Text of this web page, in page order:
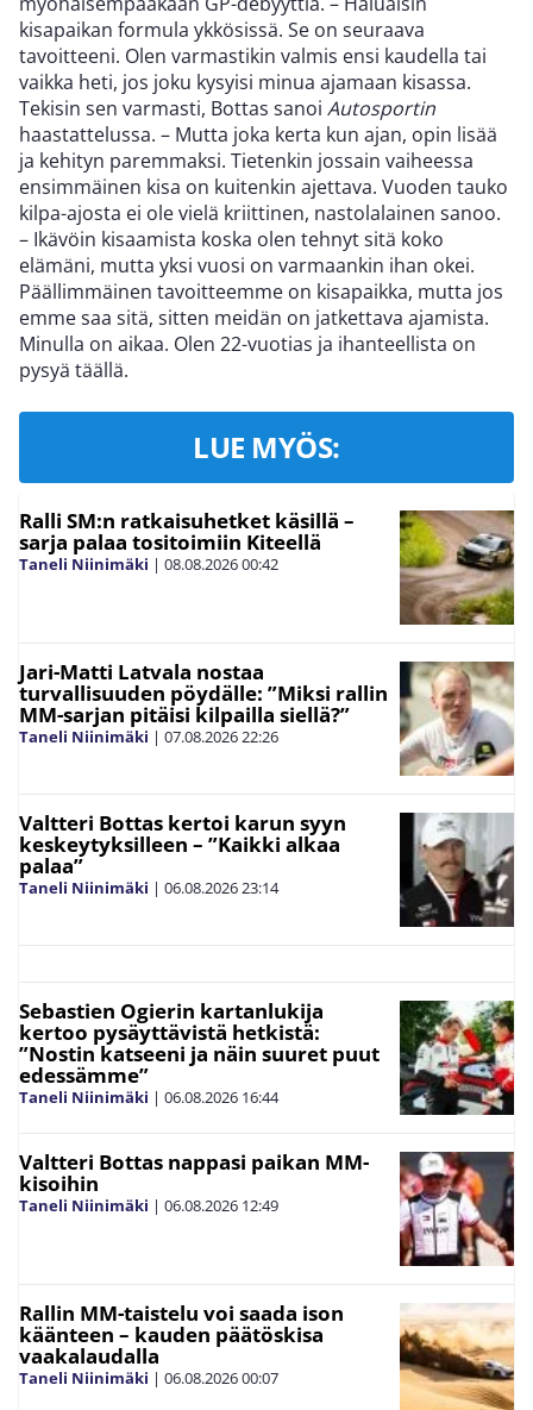
kisapaikan formula ykkösissä. Se on seuraava
tavoitteeni. Olen varmastikin valmis ensi kaudella tai
vaikka heti, jos joku kysyisi minua ajamaan kisassa.
Tekisin sen varmasti, Bottas sanoi Autosportin
haastattelussa. – Mutta joka kerta kun ajan, opin lisää
ja kehityn paremmaksi. Tietenkin jossain vaiheessa
ensimmäinen kisa on kuitenkin ajettava. Vuoden tauko
kilpa-ajosta ei ole vielä kriittinen, nastolalainen sanoo.
– Ikävöin kisaamista koska olen tehnyt sitä koko
elämäni, mutta yksi vuosi on varmaankin ihan okei.
Päällimmäinen tavoitteemme on kisapaikka, mutta jos
emme saa sitä, sitten meidän on jatkettava ajamista.
Minulla on aikaa. Olen 22-vuotias ja ihanteellista on
pysyä täällä.
LUE MYÖS:
Ralli SM:n ratkaisuhetket käsillä –
sarja palaa tositoimiin Kiteellä
Taneli Niinimäki | 08.08.202600:42
Jari-Matti Latvala nostaa
turvallisuuden pöydälle: ”Miksi rallin
MM-sarjan pitäisi kilpailla siellä?”
Taneli Niinimäki | 07.08.202622:26
Valtteri Bottas kertoi karun syyn
keskeytyksilleen – ”Kaikki alkaa
palaa”
Taneli Niinimäki | 06.08.202623:14
Sebastien Ogierin kartanlukija
kertoo pysäyttävistä hetkistä:
”Nostin katseeni ja näin suuret puut
edessämme”
Taneli Niinimäki | 06.08.2026 16:44
Valtteri Bottas nappasi paikan MM-
kisoihin
Taneli Niinimäki | 06.08.2026 12:49
Rallin MM-taistelu voi saada ison
käänteen – kauden päätöskisa
vaakalaudalla
Taneli Niinimäki | 06.08.202600:07